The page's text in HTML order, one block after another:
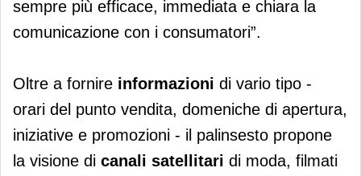
sempre più efficace, immediata e chiara la
comunicazione con i consumatori”.
Oltre a fornire informazioni di vario tipo -
orari del punto vendita, domeniche di apertura,
iniziative e promozioni - il palinsesto propone
la visione di canali satellitari di moda, filmati